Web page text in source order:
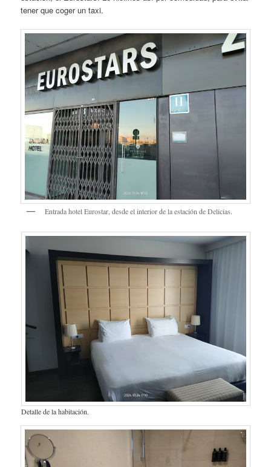
tener que coger un taxi.
Entrada hotel Eurostar, desde el interior de la estación de Delicias.
Detalle de la habitación.